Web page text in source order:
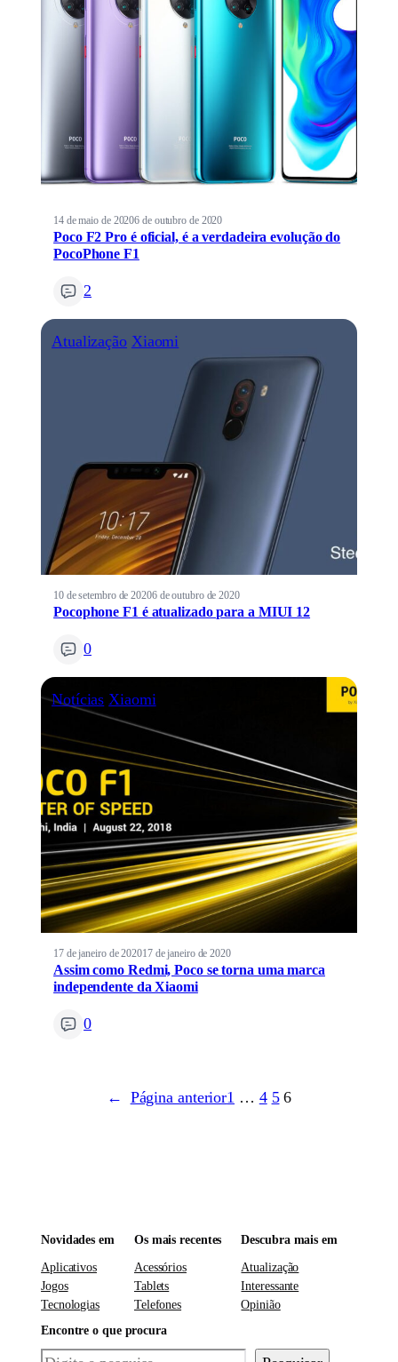
14 de maio de 20206 de outubro de 2020
Poco F2 Pro é oficial, é a verdadeira evolução do
PocoPhone F1
2
Atualização Xiaomi
10 de setembro de 20206 de outubro de 2020
Pocophone F1 é atualizado para a MIUI 12
0
Notícias Xiaomi
17 de janeiro de 202017 de janeiro de 2020
Assim como Redmi, Poco se torna uma marca
independente da Xiaomi
0
← Página anterior1 … 4 5 6
Novidades em
Aplicativos
Jogos
Tecnologias
Os mais recentes
Acessórios
Tablets
Telefones
Descubra mais em
Atualização
Interessante
Opinião
Encontre o que procura